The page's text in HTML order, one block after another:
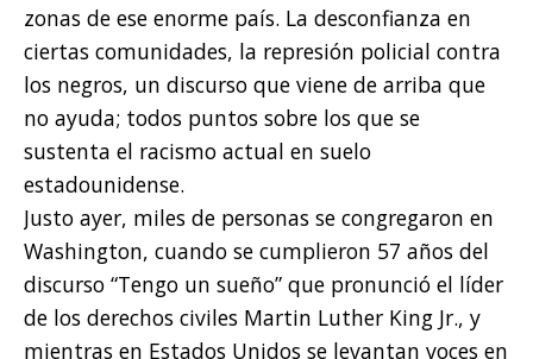
zonas de ese enorme país. La desconfianza en
ciertas comunidades, la represión policial contra
los negros, un discurso que viene de arriba que
no ayuda; todos puntos sobre los que se
sustenta el racismo actual en suelo
estadounidense.
Justo ayer, miles de personas se congregaron en
Washington, cuando se cumplieron 57 años del
discurso “Tengo un sueño” que pronunció el líder
de los derechos civiles Martin Luther King Jr., y
mientras en Estados Unidos se levantan voces en